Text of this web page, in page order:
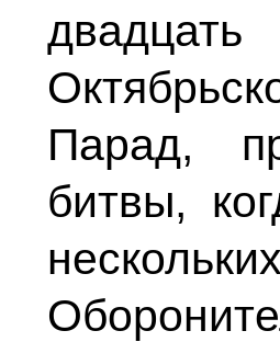
Парад,
битвы,